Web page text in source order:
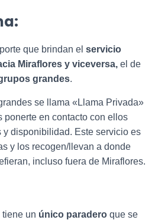
que brindan el servicio
Miraflores y viceversa, el de
grandes.
se llama «Llama Privada»
ponerte en contacto con ellos
y disponibilidad. Este servicio es
y los recogen/llevan a donde
incluso fuera de Miraflores.
tiene un único paradero que se